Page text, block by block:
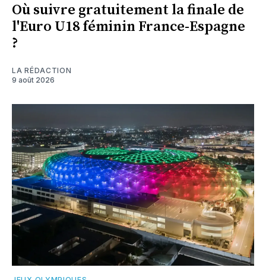
Où suivre gratuitement la finale de
l'Euro U18 féminin France-Espagne
?
LA RÉDACTION
9 août 2026